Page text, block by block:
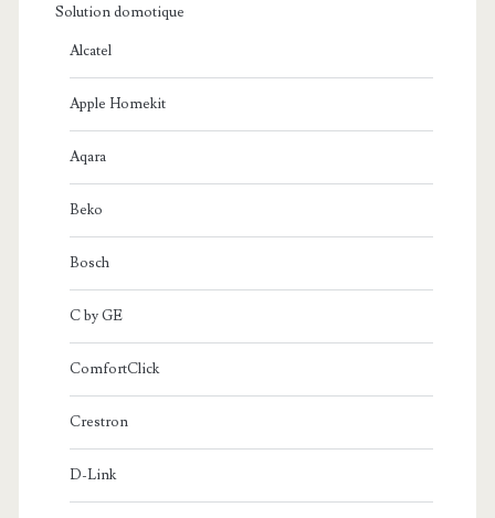
Solution domotique
Alcatel
Apple Homekit
Aqara
Beko
Bosch
C by GE
ComfortClick
Crestron
D-Link